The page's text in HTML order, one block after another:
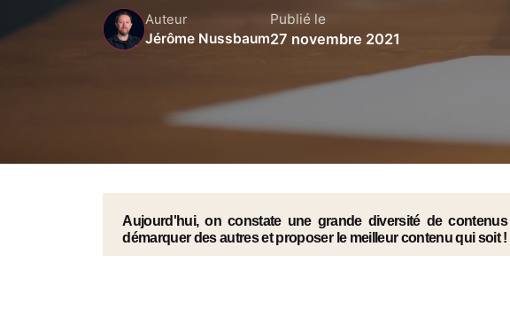
Auteur
Jérôme Nussbaum
Publié le
27 novembre 2021
Aujourd'hui, on constate une grande diversité de
démarquer des autres et proposer le meilleur contenu qui soit !